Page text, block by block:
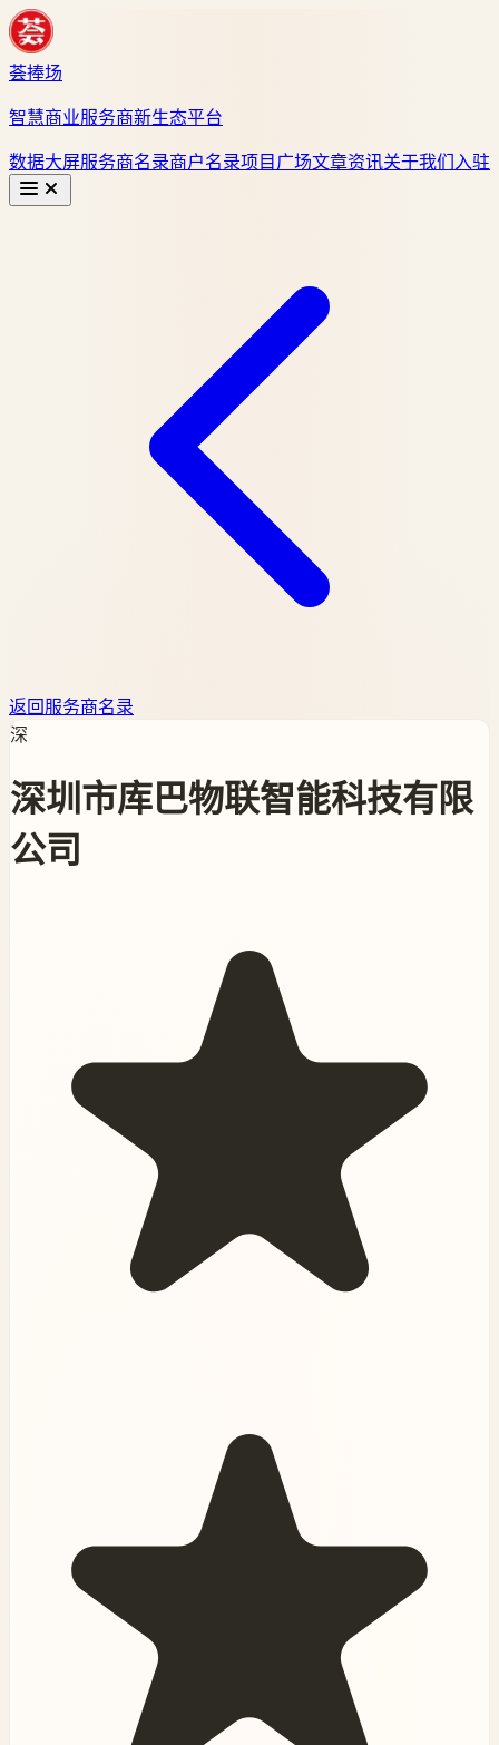
荟捧场
智慧商业服务商新生态平台
数据大屏服务商名录商户名录项目广场文章资讯关于我们 入驻
返回服务商名录
深
深圳市库巴物联智能科技有限
公司